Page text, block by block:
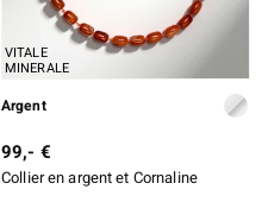
VITALE
MINERALE
Argent
99,- €
Collier en argent et Cornaline